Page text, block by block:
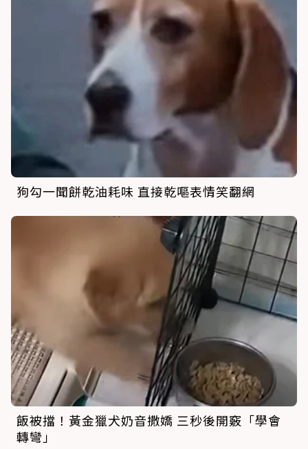
狗勾一聞餅乾油耗味 直接乾嘔表情笑翻網
飯被擋！黃金獵犬奶音撒嬌 三秒後開竅「學會
轉彎」